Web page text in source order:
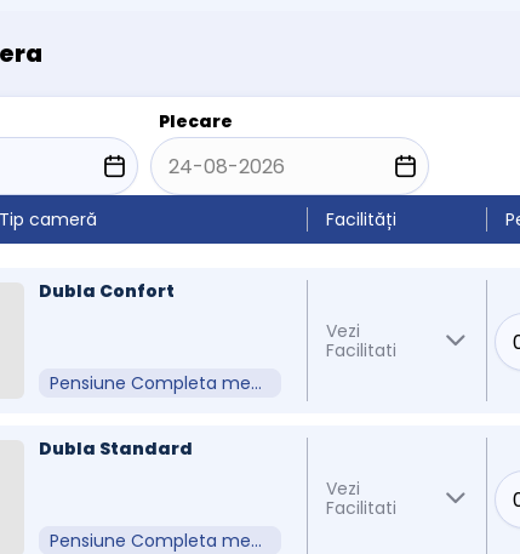
Plecare
Tip cameră Facilități
Dubla Confort
Pensiune Completa meniu Fix
Vezi
Facilitati
Dubla Standard
Pensiune Completa meniu Fix
Vezi
Facilitati